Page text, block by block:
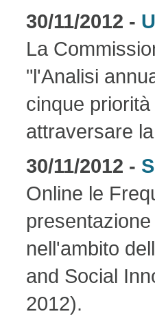
30/11/2012 -
La
"l'Analisi
cinque
attraversare
30/11/2012 -
Online le
nell'ambito
and Social
2012).